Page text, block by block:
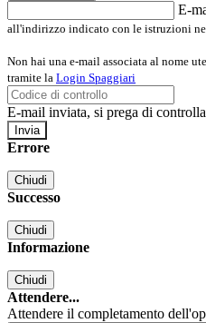
E-
all'indirizzo indicato con le istruzioni
Non hai una e-mail associata al nome
tramite la Login Spaggiari
E-mail inviata, si prega di
Errore
Chiudi
Successo
Chiudi
Informazione
Chiudi
Attendere...
Attendere il completamento